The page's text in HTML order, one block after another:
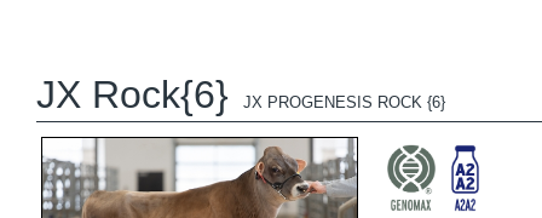
JX Rock{6} JX PROGENESIS ROCK {6}